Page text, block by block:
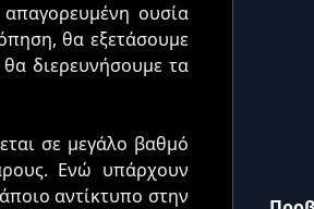
ουσία
θα εξετάσουμε
διερευνήσουμε τα
σε μεγάλο βαθμό
Ενώ υπάρχουν
αντίκτυπο στην